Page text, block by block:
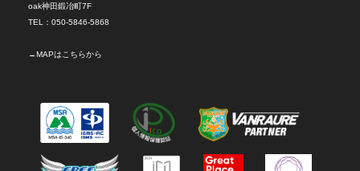
oak神田鍛冶町7F
TEL：050-5846-5868
→MAPはこちらから